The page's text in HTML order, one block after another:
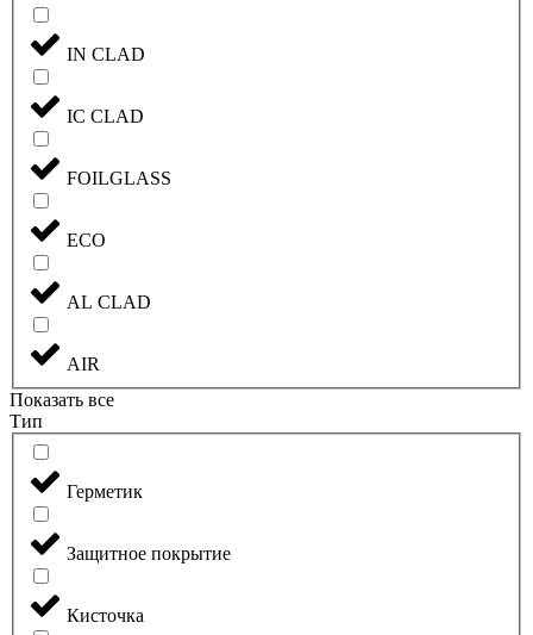
IN CLAD
IC CLAD
FOILGLASS
ECO
AL CLAD
AIR
Показать все
Тип
Герметик
Защитное покрытие
Кисточка